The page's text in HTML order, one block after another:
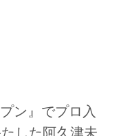
ン』でプロ入
した阿久津未